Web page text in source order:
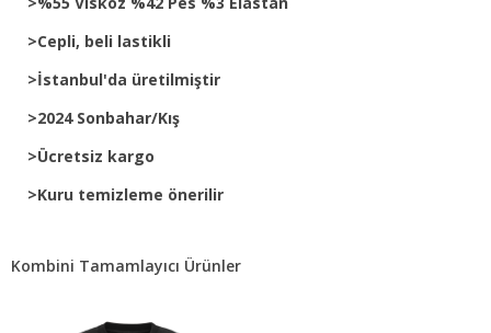
>Cepli, beli lastikli
>İstanbul'da üretilmiştir
>2024 Sonbahar/Kış
>Ücretsiz kargo
>Kuru temizleme önerilir
Kombini Tamamlayıcı Ürünler